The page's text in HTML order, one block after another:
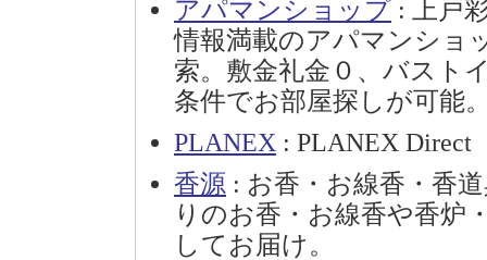
アパマンショップ : 上戸
情報満載のアパマンショ
索。敷金礼金０、バスト
条件でお部屋探しが可能
PLANEX : PLANEX Direct
香源 : お香・お線香・香
りのお香・お線香や香炉
してお届け。